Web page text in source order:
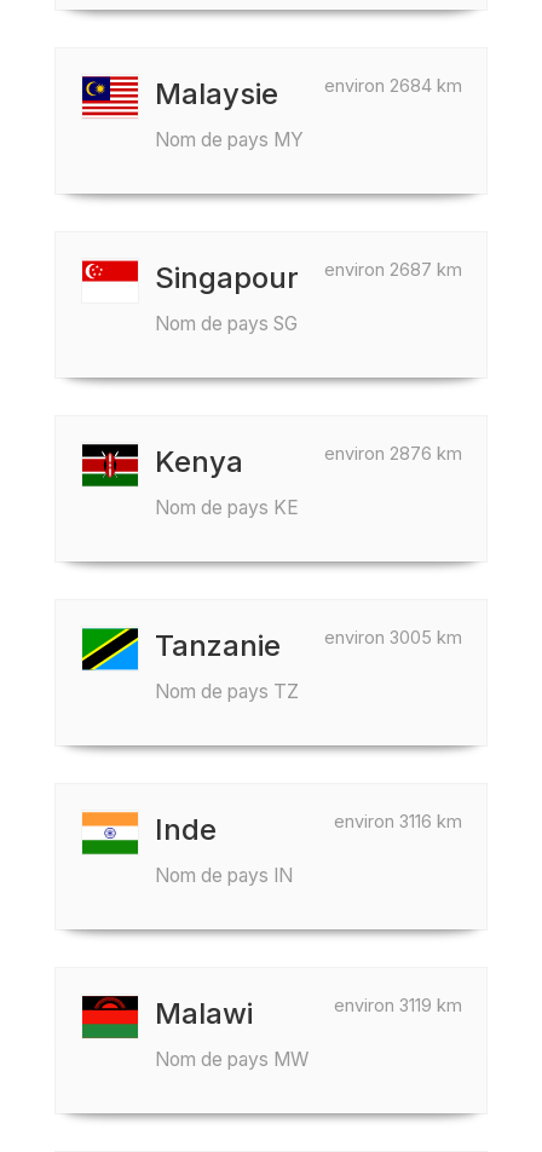
environ 2684 km
Malaysie
Nom de pays MY
environ 2687 km
Singapour
Nom de pays SG
environ 2876 km
Kenya
Nom de pays KE
environ 3005 km
Tanzanie
Nom de pays TZ
environ 3116 km
Inde
Nom de pays IN
environ 3119 km
Malawi
Nom de pays MW